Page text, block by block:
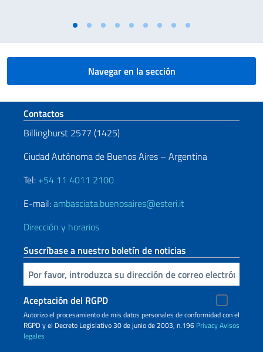
Navegar en la sección
Sezione footer
Contactos
Billinghurst 2577 (1425)
Ciudad Autónoma de Buenos Aires – Argentina
Tel: +54 11 4011 2100
E-mail:ambasciata.buenosaires@esteri.it
Dirección y horarios
Suscríbase a nuestro boletín de noticias
Inserta tu correo electronico
Aceptación del RGPD
Autorizo ​​el procesamiento de mis datos personales de conformidad con el
RGPD y el Decreto Legislativo 30 de junio de 2003, n.196 PrivacyAvisos
legales